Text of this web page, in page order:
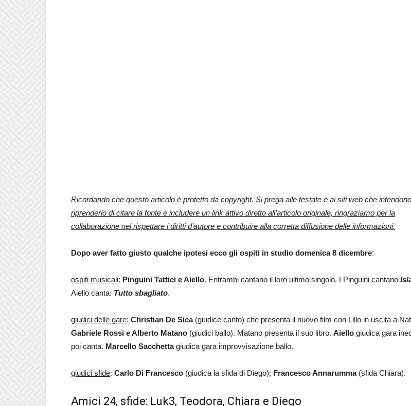
Ricordando che questo articolo è protetto da copyright. Si prega alle testate e ai siti web che intendono
riprenderlo di citare la fonte e includere un link attivo diretto all’articolo originale, ringraziamo per la
collaborazione nel rispettare i diritti d’autore e contribuire alla corretta diffusione delle informazioni.
Dopo aver fatto giusto qualche ipotesi ecco gli ospiti in studio domenica 8 dicembre:
ospiti musicali: Pinguini Tattici e Aiello. Entrambi cantano il loro ultimo singolo. I Pinguini cantano
Aiello canta: Tutto sbagliato.
giudici delle gare: Christian De Sica(giudice canto) che presenta il nuovo film con Lillo in uscita a
Gabriele Rossi e Alberto Matano (giudici ballo). Matano presenta il suo libro. Aiello giudica gara
poi canta. Marcello Sacchettagiudica gara improvvisazione ballo.
giudici sfide: Carlo Di Francesco (giudica la sfida di Diego); Francesco Annarumma(sfida Chiara).
Amici 24, sfide: Luk3, Teodora, Chiara e Diego